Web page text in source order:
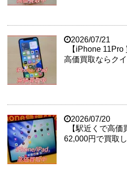
2026/07/21
【iPhone
高価買取ならク
2026/07/20
【駅近くで高
62,000円で買取